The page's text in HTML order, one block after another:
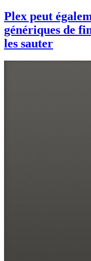
Plex peut
génériques de
les sauter